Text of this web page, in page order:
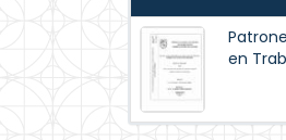
en